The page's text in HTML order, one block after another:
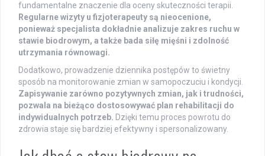
fundamentalne znaczenie dla oceny skuteczności terapii.
Regularne wizyty u fizjoterapeuty są nieocenione,
ponieważ specjalista dokładnie analizuje zakres ruchu w
stawie biodrowym, a także bada siłę mięśni i zdolność
utrzymania równowagi.
Dodatkowo, prowadzenie dziennika postępów to świetny
sposób na monitorowanie zmian w samopoczuciu i kondycji.
Zapisywanie zarówno pozytywnych zmian, jak i trudności,
pozwala na bieżąco dostosowywać plan rehabilitacji do
indywidualnych potrzeb. Dzięki temu proces powrotu do
zdrowia staje się bardziej efektywny i spersonalizowany.